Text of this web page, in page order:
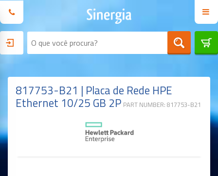
817753-B21 | Placa de Rede HPE
Ethernet 10/25 GB 2P PART NUMBER: 817753-B21